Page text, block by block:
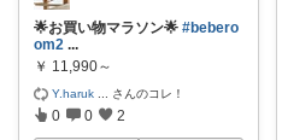
🌟お買い物マラソン🌟 #bebero
om2 ...
￥ 11,990～
Y.haruk さんのコレ！
0 0 2